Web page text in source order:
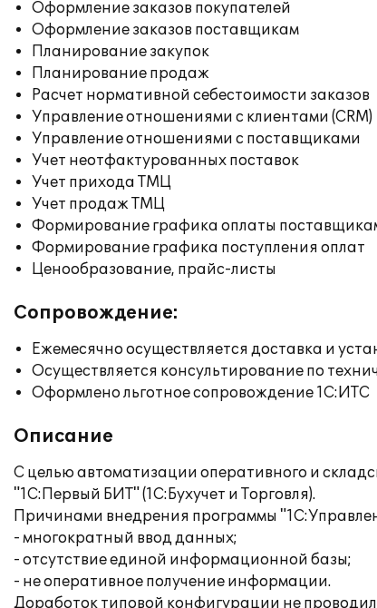
Оформление заказов покупателей
Оформление заказов поставщикам
Планирование закупок
Планирование продаж
Расчет нормативной себестоимости заказов
Управление отношениями с клиентами (CRM)
Управление отношениями с поставщиками
Учет неотфактурованных поставок
Учет прихода ТМЦ
Учет продаж ТМЦ
Формирование графика оплаты
Формирование графика поступления оплат
Ценообразование, прайс-листы
Сопровождение:
Ежемесячно осуществляется доставка и
Осуществляется консультирование по
Оформлено льготное сопровождение 1С:ИТС
Описание
С целью автоматизации оперативного и
"1С:Первый БИТ" (1С:Бухучет и Торговля).
Причинами внедрения программы
- многократный ввод данных;
- отсутствие единой информационной базы;
- не оперативное получение информации.
Доработок типовой конфигурации не